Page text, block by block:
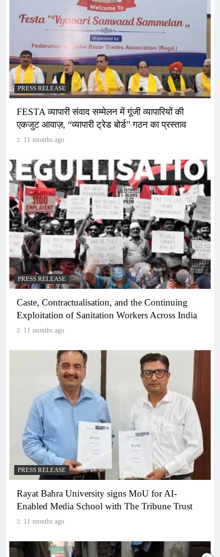
PRESS RELEASE
FESTA व्यापारी संवाद सम्मेलन में गूंजी व्यापारियों की
एकजुट आवाज़, “व्यापारी ट्रेड बोर्ड” गठन का प्रस्ताव
11 months ago
PRESS RELEASE
Caste, Contractualisation, and the Continuing
Exploitation of Sanitation Workers Across India
11 months ago
PRESS RELEASE
Rayat Bahra University signs MoU for AI-
Enabled Media School with The Tribune Trust
11 months ago